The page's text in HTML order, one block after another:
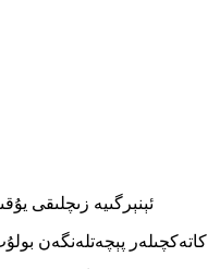
> ئېنېرگىيە زىچلىقى
> كاتەكچىلەر پېچەتلەنگەن